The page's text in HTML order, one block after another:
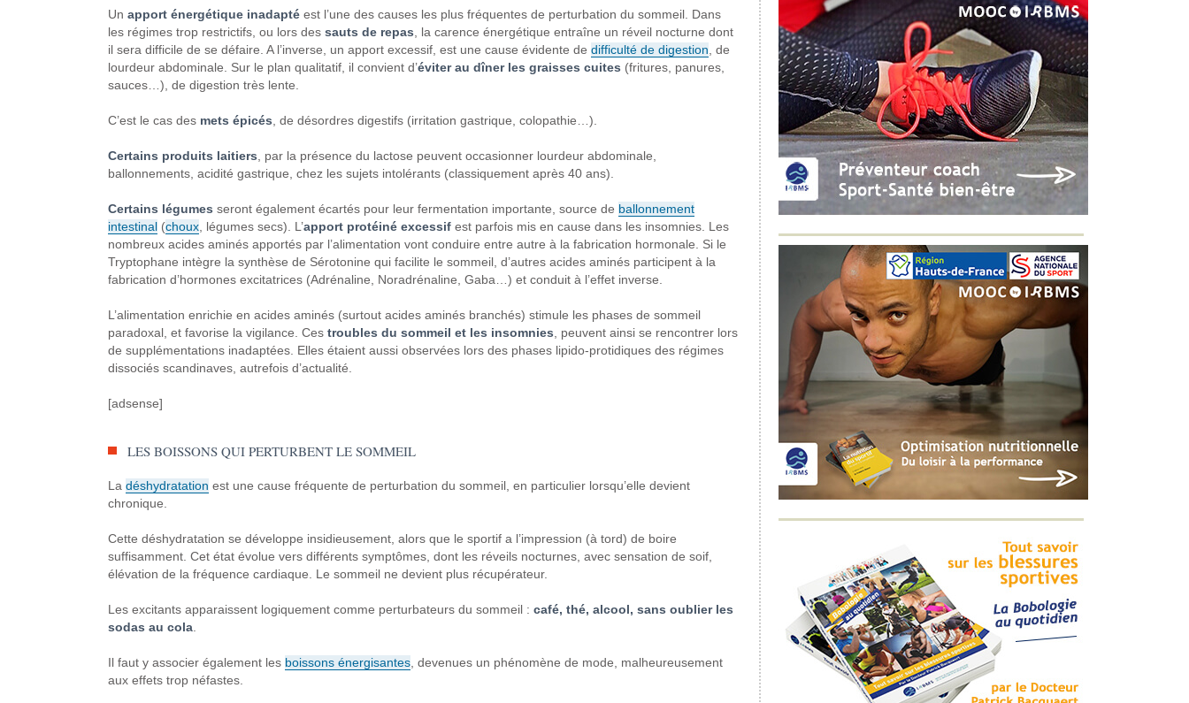
Un apport énergétique inadaptéest l’une des causes les plus fréquentes de perturbation du sommeil. Dans
les régimes trop restrictifs, ou lors des sauts de repas , la carence énergétique entraîne un réveil nocturne dont
il sera difficile de se défaire. A l’inverse, un apport excessif, est une cause évidente de difficulté de digestion , de
lourdeur abdominale. Sur le plan qualitatif, il convient d’éviter au dîner les graisses cuites (fritures, panures,
sauces…), de digestion très lente.
C’est le cas des mets épicés , de désordres digestifs (irritation gastrique, colopathie…).
Certains produits laitiers , par la présence du lactose peuvent occasionner lourdeur abdominale,
ballonnements, acidité gastrique, chez les sujets intolérants (classiquement après 40 ans).
Certains légumes seront également écartés pour leur fermentation importante, source de ballonnement
intestinal(choux, légumes secs). L’apport protéiné excessifest parfois mis en cause dans les insomnies. Les
nombreux acides aminés apportés par l’alimentation vont conduire entre autre à la fabrication hormonale. Si le
Tryptophane intègre la synthèse de Sérotonine qui facilite le sommeil, d’autres acides aminés participent à la
fabrication d’hormones excitatrices (Adrénaline, Noradrénaline, Gaba…) et conduit à l’effet inverse.
L’alimentation enrichie en acides aminés (surtout acides aminés branchés) stimule les phases de sommeil
paradoxal, et favorise la vigilance. Ces troubles du sommeil et les insomnies , peuvent ainsi se rencontrer lors
de supplémentations inadaptées. Elles étaient aussi observées lors des phases lipido-protidiques des régimes
dissociés scandinaves, autrefois d’actualité.
[adsense]
LES BOISSONS QUI PERTURBENT LE SOMMEIL
La déshydratation est une cause fréquente de perturbation du sommeil, en particulier lorsqu’elle devient
chronique.
Cette déshydratation se développe insidieusement, alors que le sportif a l’impression (à tord) de boire
suffisamment. Cet état évolue vers différents symptômes, dont les réveils nocturnes, avec sensation de soif,
élévation de la fréquence cardiaque. Le sommeil ne devient plus récupérateur.
Les excitants apparaissent logiquement comme perturbateurs du sommeil : café, thé, alcool, sans oublier les
sodas au cola.
Il faut y associer également les boissons énergisantes, devenues un phénomène de mode, malheureusement
aux effets trop néfastes.